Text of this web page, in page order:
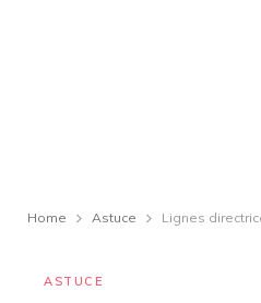
Home Astuce
ASTUCE